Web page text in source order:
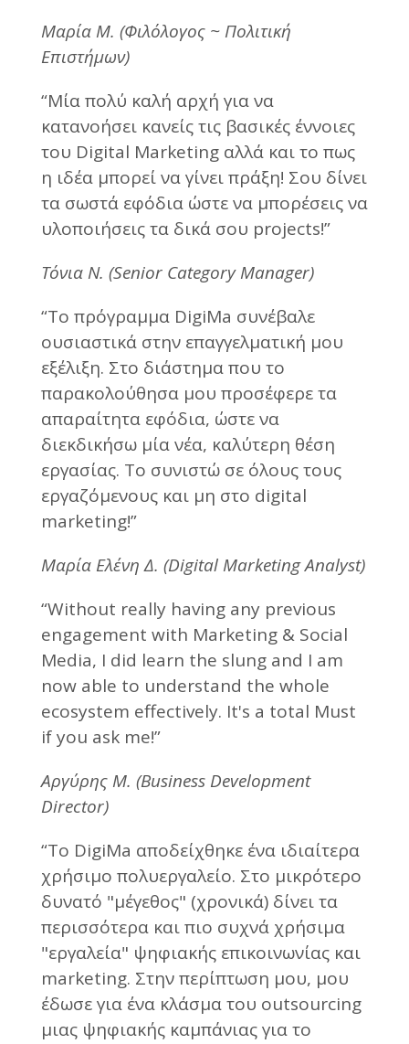
Μαρία Μ. (Φιλόλογος ~ Πολιτική
Επιστήμων)
“Μία πολύ καλή αρχή για να
κατανοήσει κανείς τις βασικές έννοιες
του Digital Marketing αλλά και το πως
η ιδέα μπορεί να γίνει πράξη! Σου δίνει
τα σωστά εφόδια ώστε να μπορέσεις να
υλοποιήσεις τα δικά σου projects!”
Τόνια Ν. (Senior Category Manager)
“Το πρόγραμμα DigiΜa συνέβαλε
ουσιαστικά στην επαγγελματική μου
εξέλιξη. Στο διάστημα που το
παρακολούθησα μου προσέφερε τα
απαραίτητα εφόδια, ώστε να
διεκδικήσω μία νέα, καλύτερη θέση
εργασίας. Το συνιστώ σε όλους τους
εργαζόμενους και μη στο digital
marketing!”
Μαρία Ελένη Δ. (Digital Marketing Analyst)
“Without really having any previous
engagement with Marketing & Social
Media, I did learn the slung and I am
now able to understand the whole
ecosystem effectively. It's a total Must
if you ask me!”
Αργύρης Μ. (Business Development
Director)
“Το DigiMa αποδείχθηκε ένα ιδιαίτερα
χρήσιμο πολυεργαλείο. Στο μικρότερο
δυνατό "μέγεθος" (χρονικά) δίνει τα
περισσότερα και πιο συχνά χρήσιμα
"εργαλεία" ψηφιακής επικοινωνίας και
marketing. Στην περίπτωση μου, μου
έδωσε για ένα κλάσμα του outsourcing
μιας ψηφιακής καμπάνιας για το